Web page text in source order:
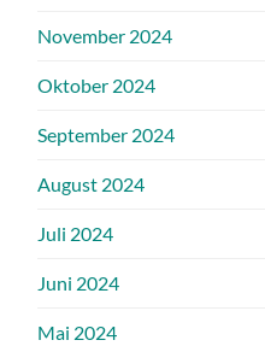
November 2024
Oktober 2024
September 2024
August 2024
Juli 2024
Juni 2024
Mai 2024